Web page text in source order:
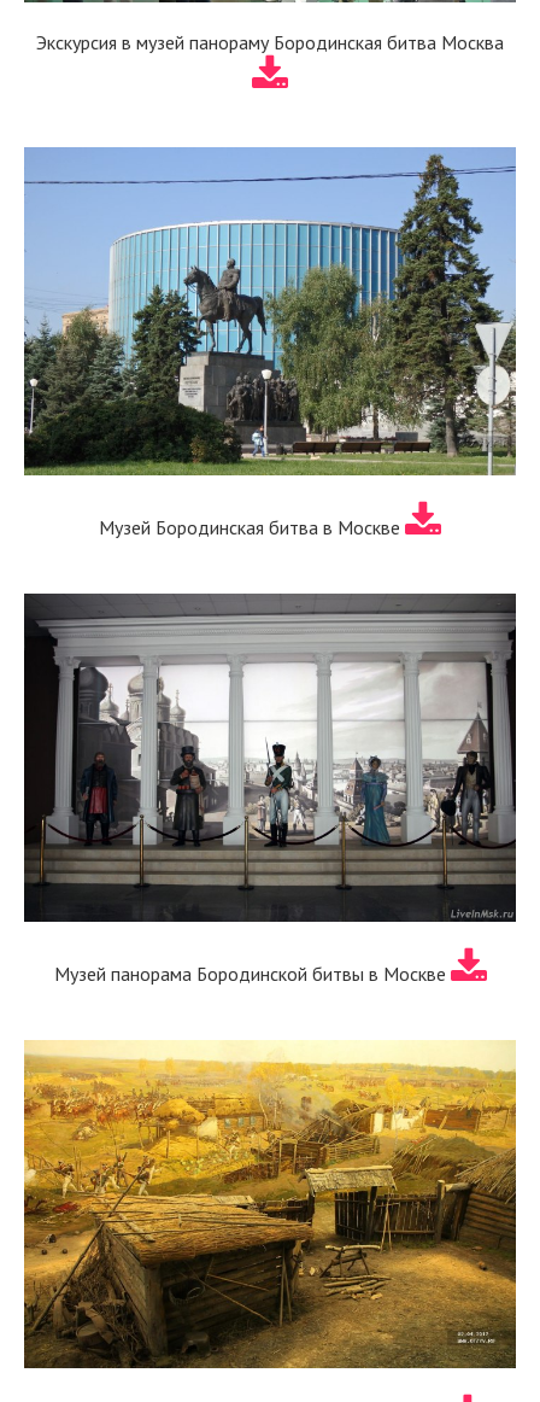
Экскурсия в музей панораму Бородинская битва Москва
Музей Бородинская битва в Москве
Музей панорама Бородинской битвы в Москве